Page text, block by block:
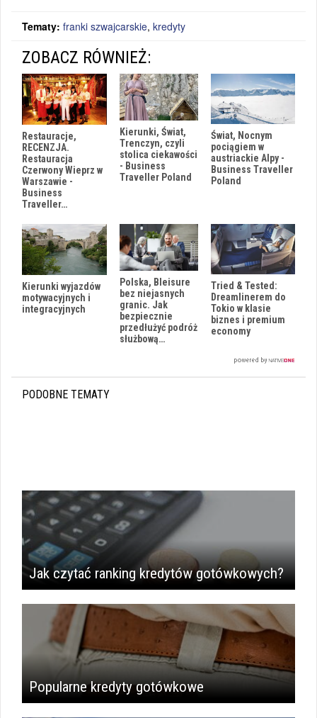
Tematy: franki szwajcarskie, kredyty
ZOBACZ RÓWNIEŻ:
Restauracje,
RECENZJA.
Restauracja
Czerwony Wieprz w
Warszawie -
Business
Traveller…
Kierunki, Świat,
Trenczyn, czyli
stolica ciekawości
- Business
Traveller Poland
Świat, Nocnym
pociągiem w
austriackie Alpy -
Business Traveller
Poland
Kierunki wyjazdów
motywacyjnych i
integracyjnych
Polska, Bleisure
bez niejasnych
granic. Jak
bezpiecznie
przedłużyć podróż
służbową…
Tried & Tested:
Dreamlinerem do
Tokio w klasie
biznes i premium
economy
PODOBNE TEMATY
Jak czytać ranking kredytów gotówkowych?
Popularne kredyty gotówkowe